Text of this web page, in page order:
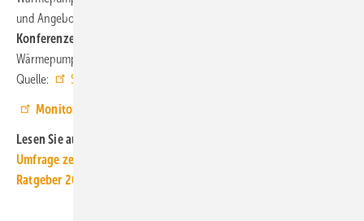
und Angebotslegung veranstaltet Sirius Campus
Konferenzen:
Wärmepumpen und am 16. Mai für dynamische Stromtarife. ■
Quelle:
Sirius Campus
Monitor zur Energiewende hier herunterladen
Lesen Sie auch:
Umfrage zeigt: Neues GEG beflügelt die Energiewende
Ratgeber 2024: 222 Tipps für solaren Eigenstrom